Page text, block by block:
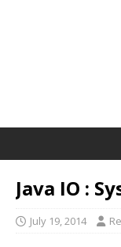
Java IO :
July 19, 2014